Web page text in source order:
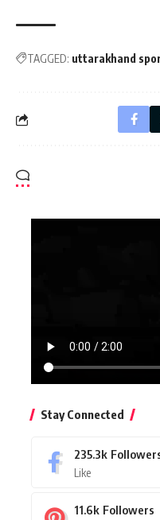
TAGGED: uttarakhand
Stay Connected
235.3k
Like
11.6k Followers